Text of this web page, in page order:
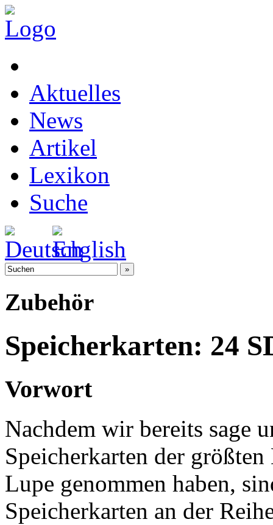
Aktuelles
News
Artikel
Lexikon
Suche
Zubehör
Speicherkarten: 24
Vorwort
Nachdem wir bereits sage
Speicherkarten der
Lupe genommen haben,
Speicherkarten an der